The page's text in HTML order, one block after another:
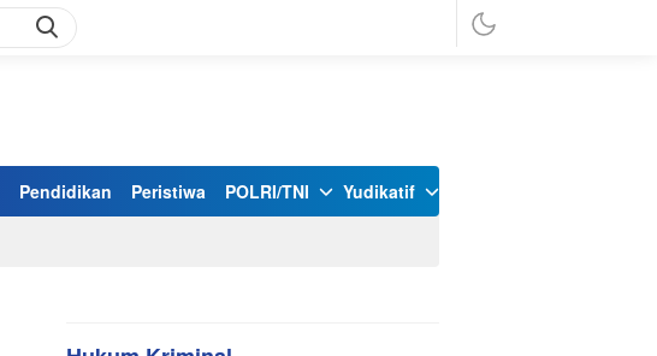
Pendidikan Peristiwa POLRI/TNI Yudikatif